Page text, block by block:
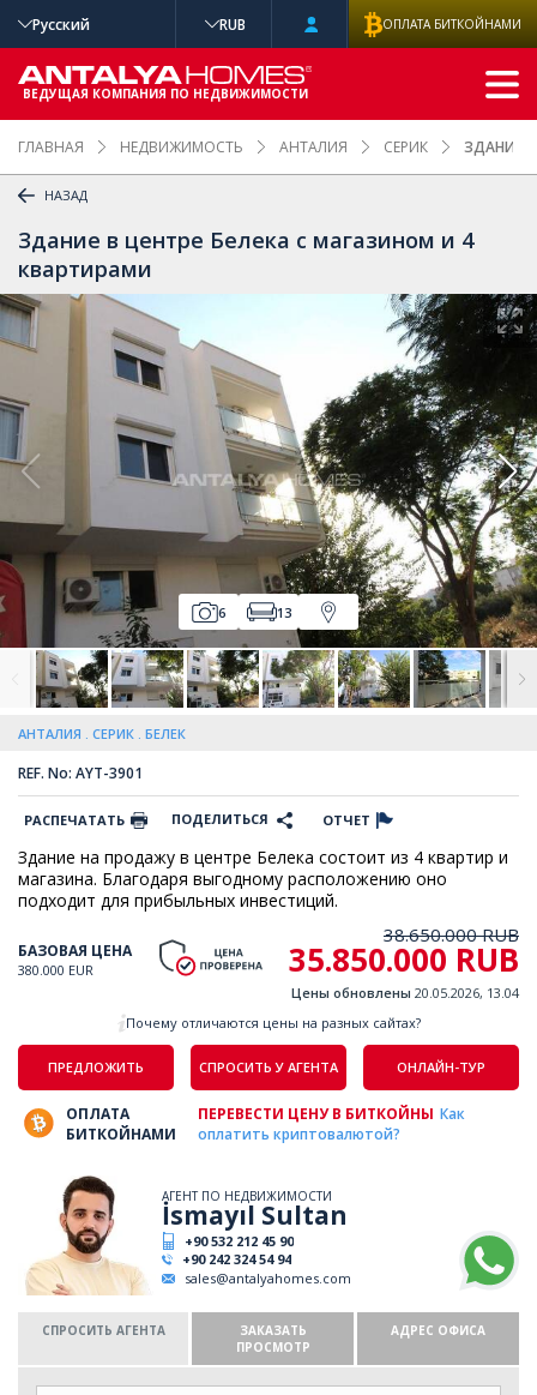
ГЛАВНАЯ НЕДВИЖИМОСТЬ АНТАЛИЯ СЕРИК ЗДАНИЕ
НАЗАД
Здание в центре Белека с магазином и 4
квартирами
6 13
АНТАЛИЯ СЕРИК БЕЛЕК
REF. No: AYT-3901
РАСПЕЧАТАТЬ ПОДЕЛИТЬСЯ ОТЧЕТ
Здание на продажу в центре Белека состоит из 4 квартир и
магазина. Благодаря выгодному расположению оно
подходит для прибыльных инвестиций.
БАЗОВАЯ ЦЕНА
380.000 EUR
38.650.000 RUB
35.850.000 RUB
Цены обновлены 20.05.2026, 13.04
ПРЕДЛОЖИТЬ СПРОСИТЬ У АГЕНТА ОНЛАЙН-ТУР
Почему отличаются цены на разных сайтах?
ОПЛАТА
БИТКОЙНАМИ
ПЕРЕВЕСТИ ЦЕНУ В БИТКОЙНЫ Как
оплатить криптовалютой?
АГЕНТ ПО НЕДВИЖИМОСТИ
İsmayıl Sultan
+90 532 212 45 90
+90 242 324 54 94
sales@antalyahomes.com
СПРОСИТЬ АГЕНТА
ЗАКАЗАТЬ
ПРОСМОТР
АДРЕС ОФИСА
Русский RUB ОПЛАТА БИТКОЙНАМИ
ВЕДУЩАЯ КОМПАНИЯ ПО НЕДВИЖИМОСТИ
РАСШИРЕННЫ
Й ПОИСК